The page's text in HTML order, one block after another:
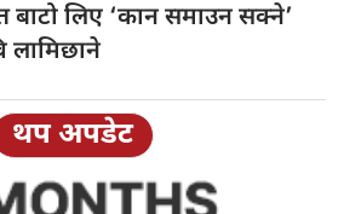
बाटो लिए ‘कान समाउन सक्ने’
लामिछाने
थप अपडेट